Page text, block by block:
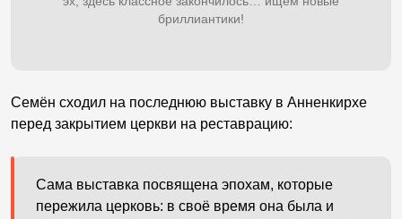
бриллиантики!
Семён сходил на последнюю выставку в Анненкирхе
перед закрытием церкви на реставрацию:
Сама выставка посвящена эпохам, которые
пережила церковь: в своё время она была и